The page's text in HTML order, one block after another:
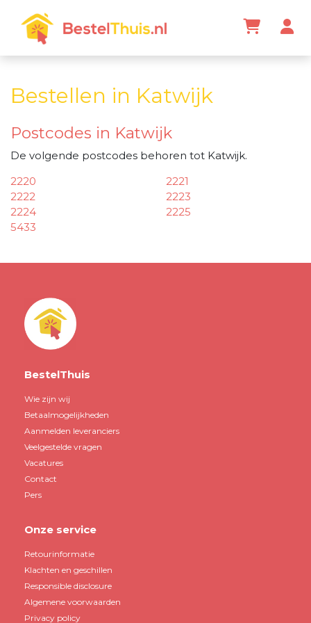
Bestellen in Katwijk
Postcodes in Katwijk
De volgende postcodes behoren tot Katwijk.
2220
2221
2222
2223
2224
2225
5433
BestelThuis
Wie zijn wij
Betaalmogelijkheden
Aanmelden leveranciers
Veelgestelde vragen
Vacatures
Contact
Pers
Onze service
Retourinformatie
Klachten en geschillen
Responsible disclosure
Algemene voorwaarden
Privacy policy